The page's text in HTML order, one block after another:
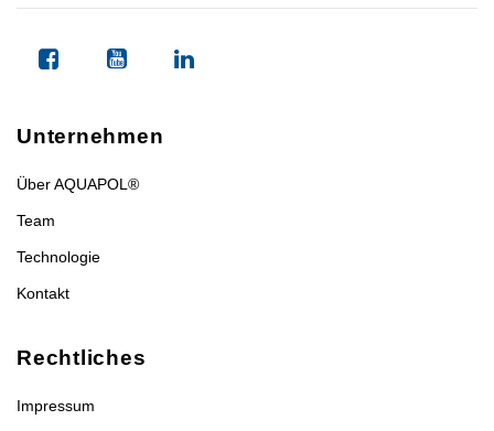
Unternehmen
Über AQUAPOL®
Team
Technologie
Kontakt
Rechtliches
Impressum